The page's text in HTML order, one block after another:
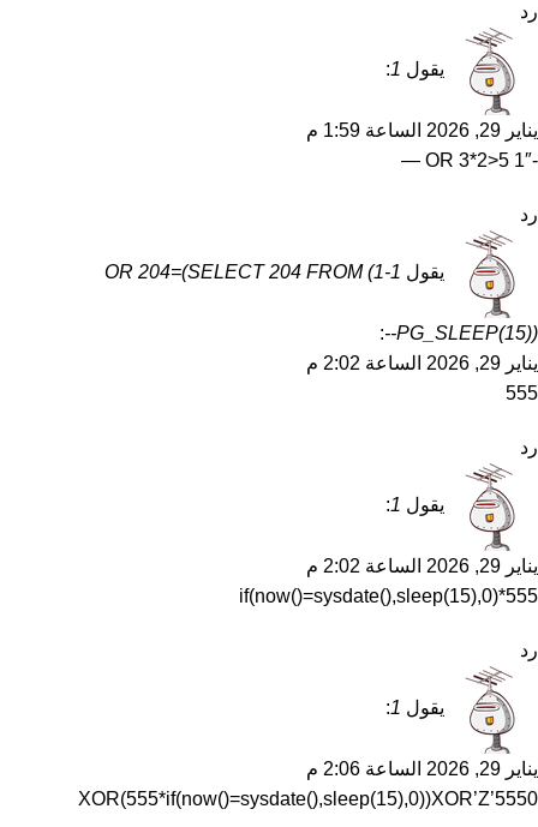
رد
يقول 1
:
يناير 29, 2026 الساعة 1:59 م
-1″ OR 3*2>5 —
رد
يقول 1-1) OR 204=(SELECT 204 FROM
PG_SLEEP(15))--
:
يناير 29, 2026 الساعة 2:02 م
555
رد
يقول 1
:
يناير 29, 2026 الساعة 2:02 م
555*if(now()=sysdate(),sleep(15),0)
رد
يقول 1
:
يناير 29, 2026 الساعة 2:06 م
5550’XOR(555*if(now()=sysdate(),sleep(15),0))XOR’Z